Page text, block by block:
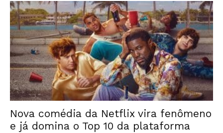
Nova comédia da Netflix vira fenômeno
e já domina o Top 10 da plataforma